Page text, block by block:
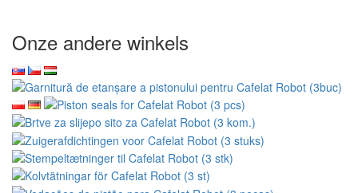
Onze andere winkels